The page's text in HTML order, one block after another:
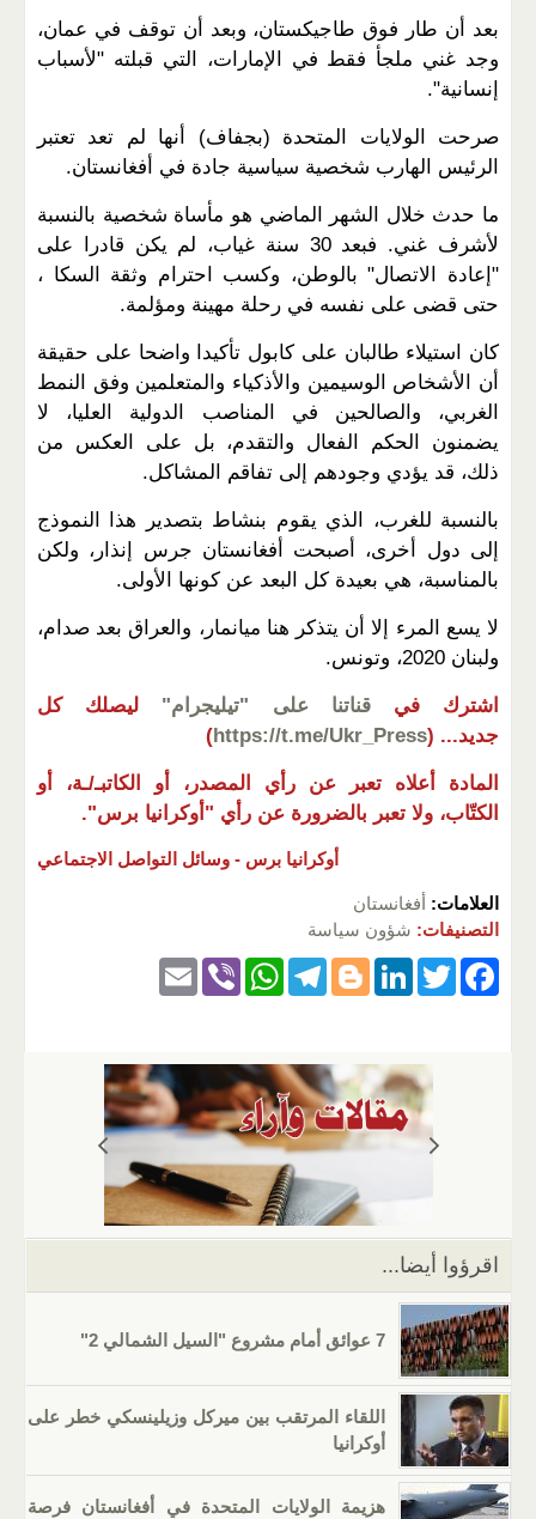
بعد أن طار فوق طاجيكستان، وبعد أن توقف في عمان،
وجد غني ملجأ فقط في الإمارات، التي قبلته "لأسباب
إنسانية".
صرحت الولايات المتحدة (بجفاف) أنها لم تعد تعتبر
الرئيس الهارب شخصية سياسية جادة في أفغانستان.
ما حدث خلال الشهر الماضي هو مأساة شخصية بالنسبة
لأشرف غني. فبعد 30 سنة غياب، لم يكن قادرا على
"إعادة الاتصال" بالوطن، وكسب احترام وثقة السكا ،
حتى قضى على نفسه في رحلة مهينة ومؤلمة.
كان استيلاء طالبان على كابول تأكيدا واضحا على حقيقة
أن الأشخاص الوسيمين والأذكياء والمتعلمين وفق النمط
الغربي، والصالحين في المناصب الدولية العليا، لا
يضمنون الحكم الفعال والتقدم، بل على العكس من
ذلك، قد يؤدي وجودهم إلى تفاقم المشاكل.
بالنسبة للغرب، الذي يقوم بنشاط بتصدير هذا النموذج
إلى دول أخرى، أصبحت أفغانستان جرس إنذار، ولكن
بالمناسبة، هي بعيدة كل البعد عن كونها الأولى.
لا يسع المرء إلا أن يتذكر هنا ميانمار، والعراق بعد صدام،
ولبنان 2020، وتونس.
اشترك في قناتنا على "تيليجرام"
ليصلك كل
جديد... (
https://t.me/Ukr_Press
)
المادة أعلاه تعبر عن رأي المصدر، أو الكاتبـ/ـة، أو
الكتّاب، ولا تعبر بالضرورة عن رأي "أوكرانيا برس".
أوكرانيا برس - وسائل التواصل الاجتماعي
العلامات: أفغانستان
التصنيفات: شؤون سياسة
F
k
T
er
Li
e
dI
Bl
g
er
T
gr
a
m
W
s
A
p
p
Vi
اقرؤوا أيضا...
7 عوائق أمام مشروع "السيل الشمالي 2"
اللقاء المرتقب بين ميركل وزيلينسكي خطر على
أوكرانيا
هزيمة الولايات المتحدة في أفغانستان فرصة